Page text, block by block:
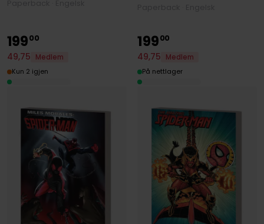
19900
49,75
Medlem
Kun 2 igjen
19900
49,75
Medlem
På nettlager